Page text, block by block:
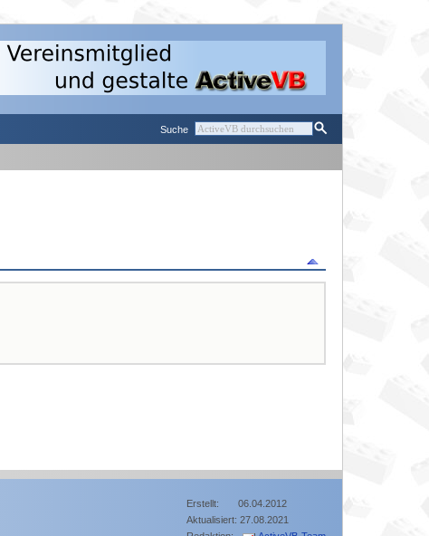
Suche
Erstellt: 06.04.2012
Aktualisiert: 27.08.2021